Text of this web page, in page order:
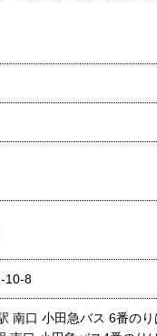
10-8
南口 小田急バス 6番のり